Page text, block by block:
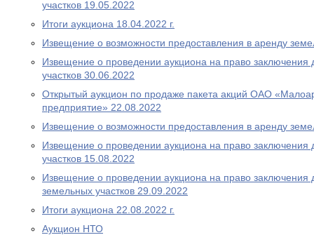
участков 19.05.2022
Итоги аукциона 18.04.2022 г.
Извещение о возможности предоставления в аренду
Извещение о проведении аукциона на право заключения
участков 30.06.2022
Открытый аукцион по продаже пакета акций ОАО
предприятие» 22.08.2022
Извещение о возможности предоставления в аренду
Извещение о проведении аукциона на право заключения
участков 15.08.2022
Извещение о проведении аукциона на право заключения
земельных участков 29.09.2022
Итоги аукциона 22.08.2022 г.
Аукцион НТО